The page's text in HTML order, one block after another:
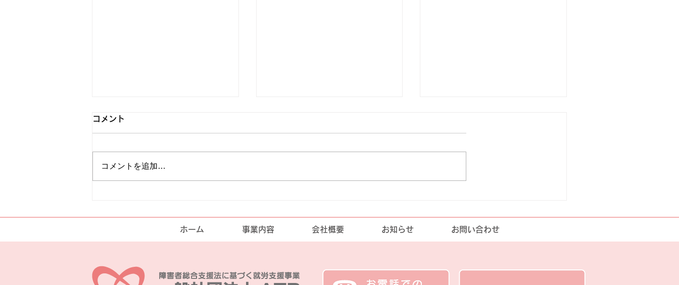
海の家
家です
実習です
苑です
コメント
コメントを追加…
ホーム 事業内容 会社概要 お知らせ お問い合わせ